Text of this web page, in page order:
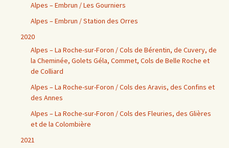
Alpes – Embrun / Les Gourniers
Alpes – Embrun / Station des Orres
2020
Alpes – La Roche-sur-Foron / Cols de Bérentin, de Cuvery, de
la Cheminée, Golets Géla, Commet, Cols de Belle Roche et
de Colliard
Alpes – La Roche-sur-Foron / Cols des Aravis, des Confins et
des Annes
Alpes – La Roche-sur-Foron / Cols des Fleuries, des Glières
et de la Colombière
2021